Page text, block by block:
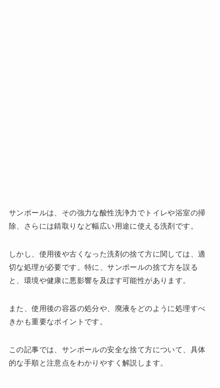
サンポールは、その強力な酸性洗浄力でトイレや浴室の掃
除、さらには錆取りなど幅広い用途に使える洗剤です。
しかし、使用後や古くなった洗剤の捨て方に関しては、適
切な処理が必要です。特に、サンポールの捨て方を誤る
と、環境や健康に悪影響を及ぼす可能性があります。
また、使用後の容器の処分や、廃液をどのように処理すべ
きかも重要なポイントです。
この記事では、サンポールの安全な捨て方について、具体
的な手順と注意点をわかりやすく解説します。